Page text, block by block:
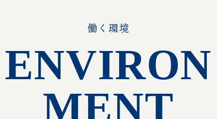
働く環境
ENVIRON
MENT